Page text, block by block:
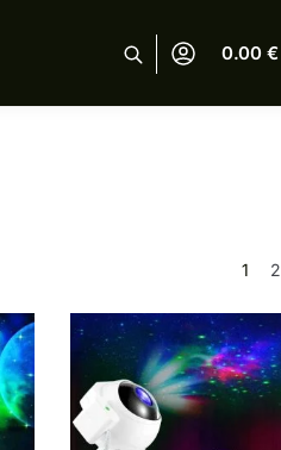
0.00€
1 2